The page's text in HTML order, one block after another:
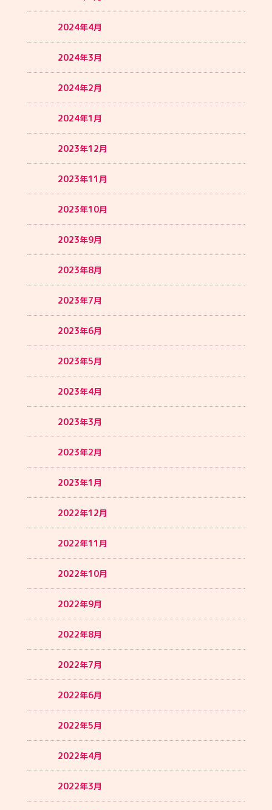
2024年4月
2024年3月
2024年2月
2024年1月
2023年12月
2023年11月
2023年10月
2023年9月
2023年8月
2023年7月
2023年6月
2023年5月
2023年4月
2023年3月
2023年2月
2023年1月
2022年12月
2022年11月
2022年10月
2022年9月
2022年8月
2022年7月
2022年6月
2022年5月
2022年4月
2022年3月